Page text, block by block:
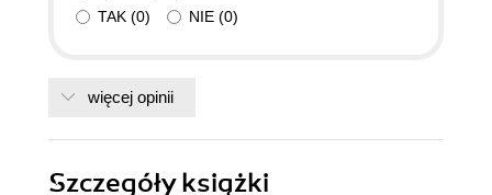
TAK (0) NIE (0)
więcej opinii
Szczegółyksiążki